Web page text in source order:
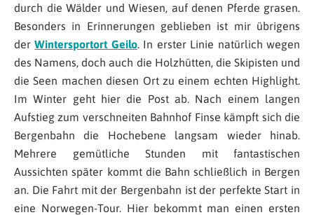
durch die Wälder und Wiesen, auf denen Pferde grasen.
Besonders in Erinnerungen geblieben ist mir übrigens
derWintersportort Geilo. In erster Linie natürlich wegen
des Namens, doch auch die Holzhütten, die Skipisten und
die Seen machen diesen Ort zu einem echten Highlight.
Im Winter geht hier die Post ab. Nach einem langen
Aufstieg zum verschneiten Bahnhof Finse kämpft sich die
Bergenbahn die Hochebene langsam wieder hinab.
Mehrere gemütliche Stunden mit fantastischen
Aussichten später kommt die Bahn schließlich in Bergen
an. Die Fahrt mit der Bergenbahn ist der perfekte Start in
eine Norwegen-Tour. Hier bekommt man einen ersten